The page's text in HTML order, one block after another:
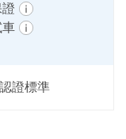
車
證標準